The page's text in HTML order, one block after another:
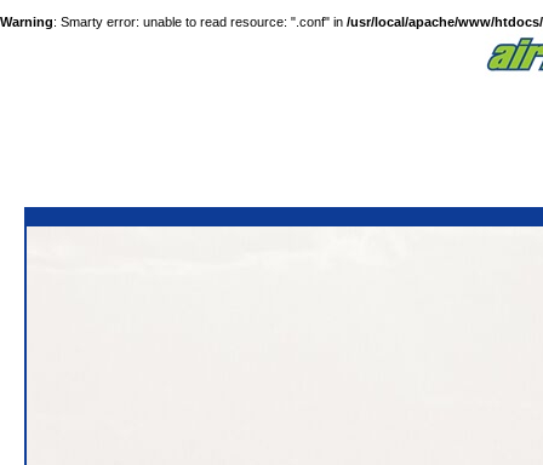
Warning: Smarty error: unable to read resource: ".conf" in /usr/local/apache/www/